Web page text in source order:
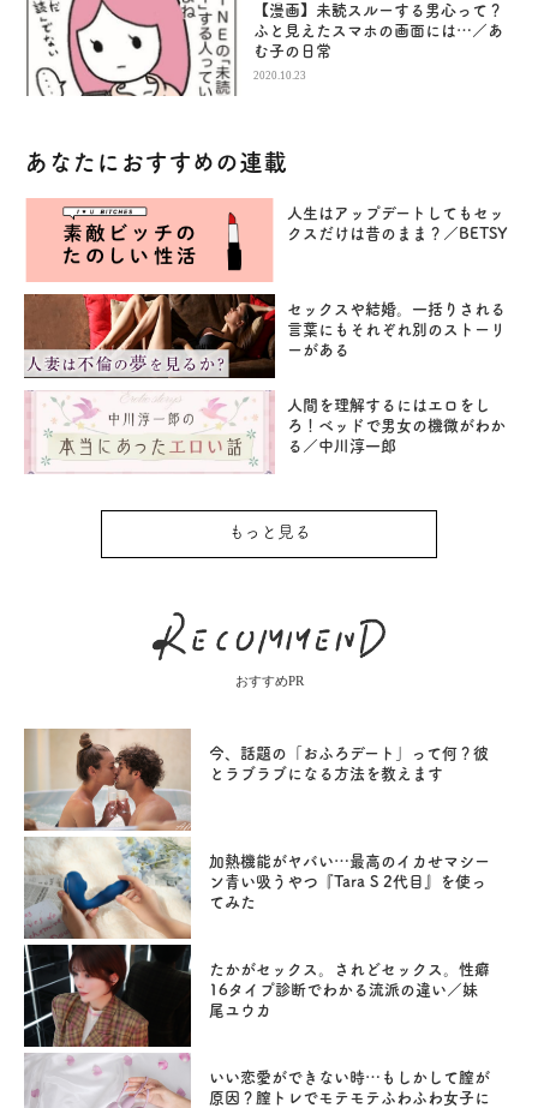
【漫画】未読スルーする男心って？
ふと見えたスマホの画面には…／あ
む子の日常
2020.10.23
あなたにおすすめの連載
人生はアップデートしてもセッ
クスだけは昔のまま？／BETSY
セックスや結婚。一括りされる
言葉にもそれぞれ別のストーリ
ーがある
人間を理解するにはエロをし
ろ！ベッドで男女の機微がわか
る／中川淳一郎
もっと見る
おすすめPR
今、話題の「おふろデート」って何？彼
とラブラブになる方法を教えます
加熱機能がヤバい…最高のイカせマシー
ン青い吸うやつ『Tara S 2代目』を使っ
てみた
たかがセックス。されどセックス。性癖
16タイプ診断でわかる流派の違い／妹
尾ユウカ
いい恋愛ができない時…もしかして膣が
原因？膣トレでモテモテふわふわ女子に